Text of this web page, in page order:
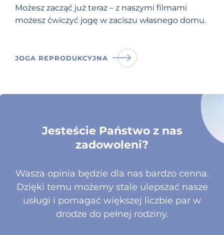
Możesz zacząć już teraz – z naszymi filmami
możesz ćwiczyć jogę w zaciszu własnego domu.
JOGA REPRODUKCYJNA
Jesteście Państwo z nas
zadowoleni?
Wasza opinia będzie dla nas bardzo cenna.
Dzięki temu możemy stale ulepszać nasze
usługi i pomagać większej liczbie par w
drodze do pełnej rodziny.